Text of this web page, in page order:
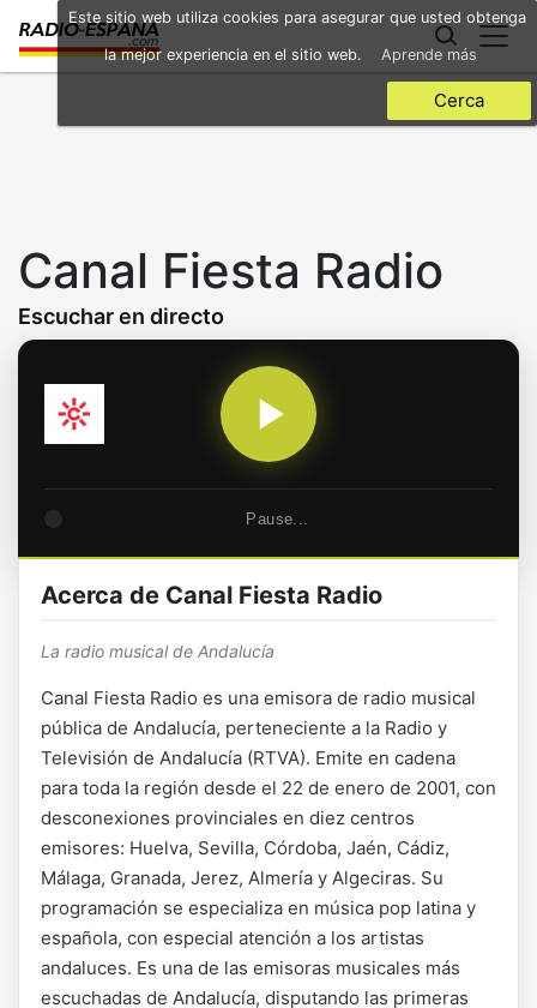
main
Canal Fiesta Radio
Escuchar en directo
Pause...
Acerca de Canal Fiesta Radio
La radio musical de Andalucía
Canal Fiesta Radio es una emisora de radio musical
pública de Andalucía, perteneciente a la Radio y
Televisión de Andalucía (RTVA). Emite en cadena
para toda la región desde el 22 de enero de 2001, con
desconexiones provinciales en diez centros
emisores: Huelva, Sevilla, Córdoba, Jaén, Cádiz,
Málaga, Granada, Jerez, Almería y Algeciras. Su
programación se especializa en música pop latina y
española, con especial atención a los artistas
andaluces. Es una de las emisoras musicales más
escuchadas de Andalucía, disputando las primeras
Este sitio web utiliza cookies para asegurar que usted obtenga
la mejor experiencia en el sitio web. Aprende más
Cerca